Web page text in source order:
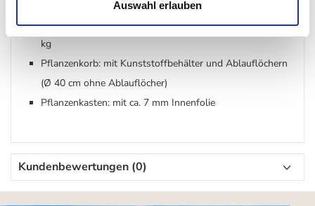
Auswahl erlauben
Pflanzenkasten: H 18 x B 50 cm x T 26 cm, Gewicht: 1,8
kg
Pflanzenkorb: mit Kunststoffbehälter und Ablauflöchern
(Ø 40 cm ohne Ablauflöcher)
Pflanzenkasten: mit ca. 7 mm Innenfolie
Kundenbewertungen (0)